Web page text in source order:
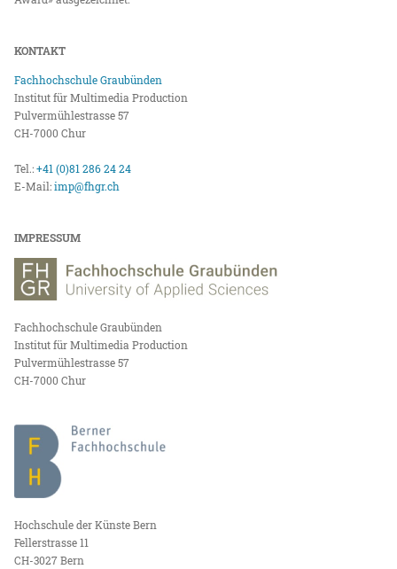
KONTAKT
Fachhochschule Graubünden
Institut für Multimedia Production
Pulvermühlestrasse 57
CH-7000 Chur
Tel.:+41 (0)81 286 24 24
E-Mail:imp@fhgr.ch
IMPRESSUM
Fachhochschule Graubünden
Institut für Multimedia Production
Pulvermühlestrasse 57
CH-7000 Chur
Hochschule der Künste Bern
Fellerstrasse 11
CH-3027 Bern